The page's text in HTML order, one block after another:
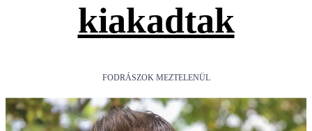
kiakadtak
FODRÁSZOK MEZTELENÜL